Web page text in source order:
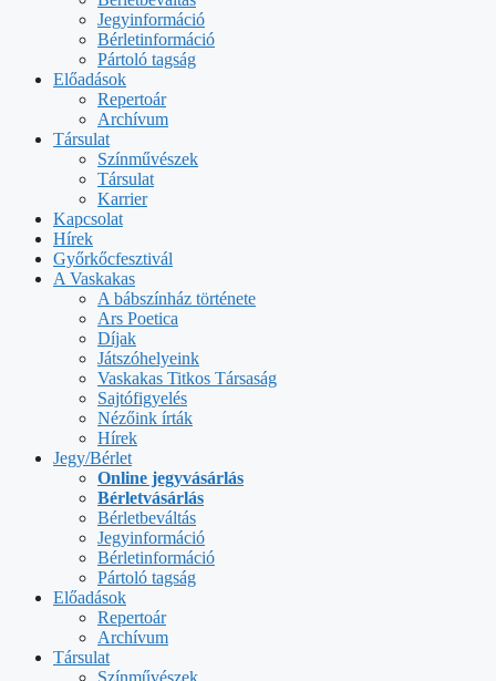
Jegyinformáció
Bérletinformáció
Pártoló tagság
Előadások
Repertoár
Archívum
Társulat
Színművészek
Társulat
Karrier
Kapcsolat
Hírek
Győrkőcfesztivál
A Vaskakas
A bábszínház története
Ars Poetica
Díjak
Játszóhelyeink
Vaskakas Titkos Társaság
Sajtófigyelés
Nézőink írták
Hírek
Jegy/Bérlet
Online jegyvásárlás
Bérletvásárlás
Bérletbeváltás
Jegyinformáció
Bérletinformáció
Pártoló tagság
Előadások
Repertoár
Archívum
Társulat
Színművészek